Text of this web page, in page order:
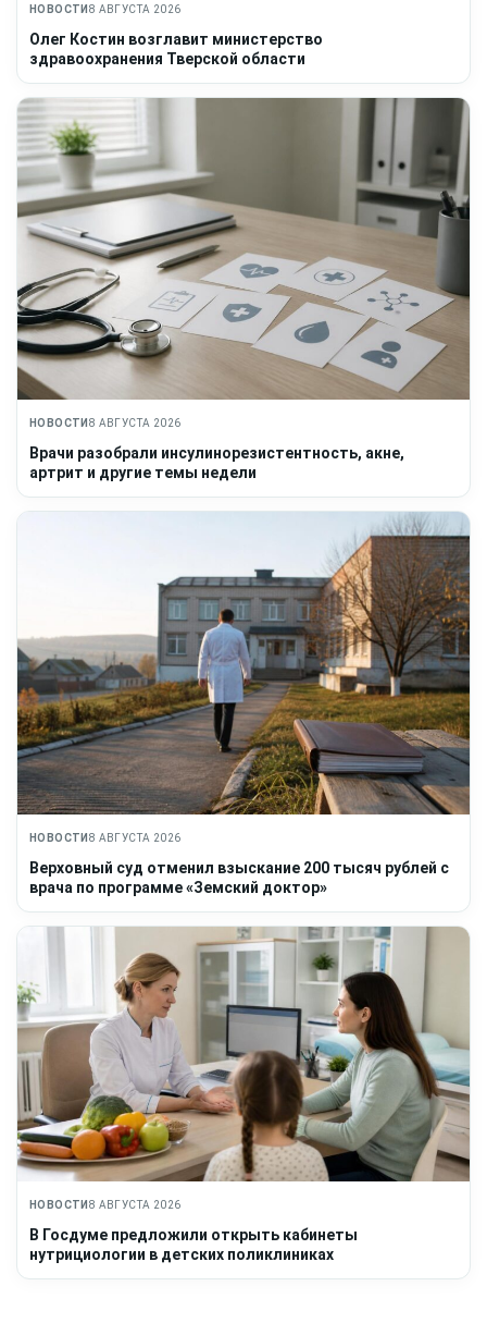
НОВОСТИ 8 АВГУСТА 2026
Олег Костин возглавит министерство
здравоохранения Тверской области
НОВОСТИ 8 АВГУСТА 2026
Врачи разобрали инсулинорезистентность, акне,
артрит и другие темы недели
НОВОСТИ 8 АВГУСТА 2026
Верховный суд отменил взыскание 200 тысяч рублей с
врача по программе «Земский доктор»
НОВОСТИ 8 АВГУСТА 2026
В Госдуме предложили открыть кабинеты
нутрициологии в детских поликлиниках